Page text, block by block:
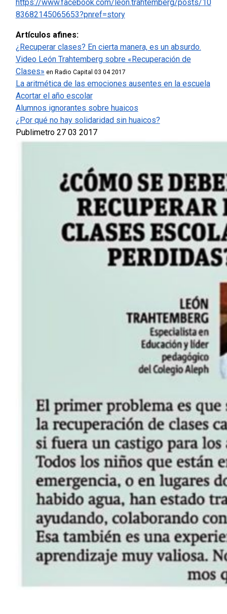
https://www.facebook.com/leon.trahtemberg/posts/10
83682145065653?pnref=story
Artículos afines:
¿Recuperar clases? En cierta manera, es un absurdo.
Video León Trahtemberg sobre «Recuperación de
Clases» en Radio Capital 03 04 2017
La aritmética de las emociones ausentes en la escuela
Acortar el año escolar
Alumnos ignorantes sobre huaicos
¿Por qué no hay solidaridad sin huaicos?
Publimetro 27 03 2017